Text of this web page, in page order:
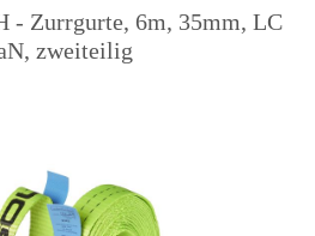
- Zurrgurte, 6m, 35mm, LC
zweiteilig